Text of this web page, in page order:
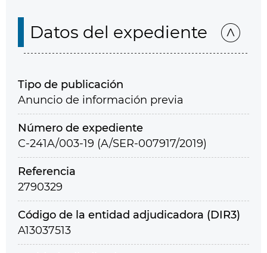
Datos del expediente
Tipo de publicación
Anuncio de información previa
Número de expediente
C-241A/003-19 (A/SER-007917/2019)
Referencia
2790329
Código de la entidad adjudicadora (DIR3)
A13037513